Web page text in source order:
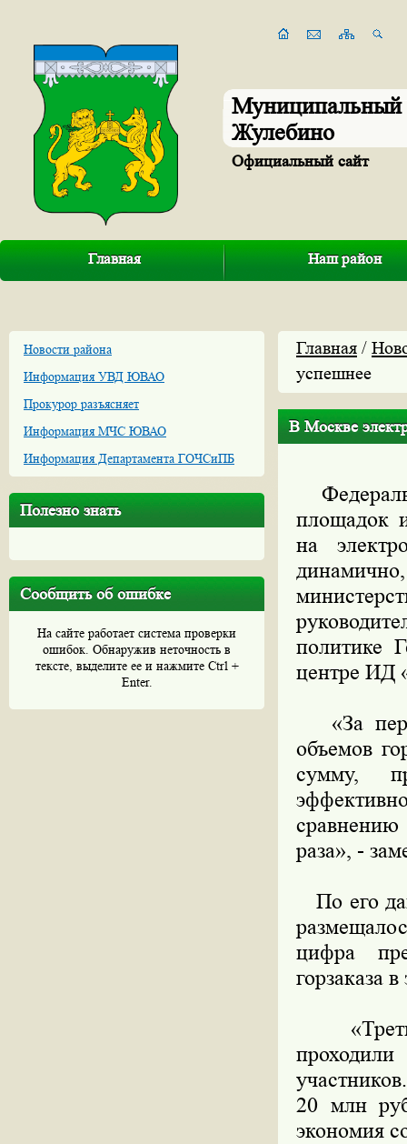
Муниципальный
Жулебино
Официальный сайт
Главная Наш район
Новости района
Информация УВД ЮВАО
Прокурор разъясняет
Информация МЧС ЮВАО
Информация Департамента ГОЧСиПБ
Полезно знать
Сообщить об ошибке
На сайте работает система проверки
ошибок. Обнаружив неточность в
тексте, выделите ее и нажмите Ctrl +
Enter.
Главная /
успешнее
В Москве
площадок
на
политике
центре ИД
«За
объемов
сумму,
сравнению
раза», -
По его
цифра
горзаказа
20 млн
экономия